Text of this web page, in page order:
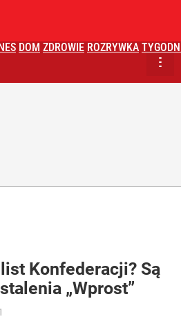
DOM ZDROWIE ROZRYWKA
Konfederacji? Są
„Wprost”